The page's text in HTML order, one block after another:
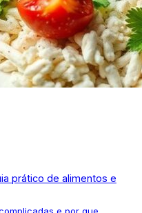
prático de alimentos e
e por que